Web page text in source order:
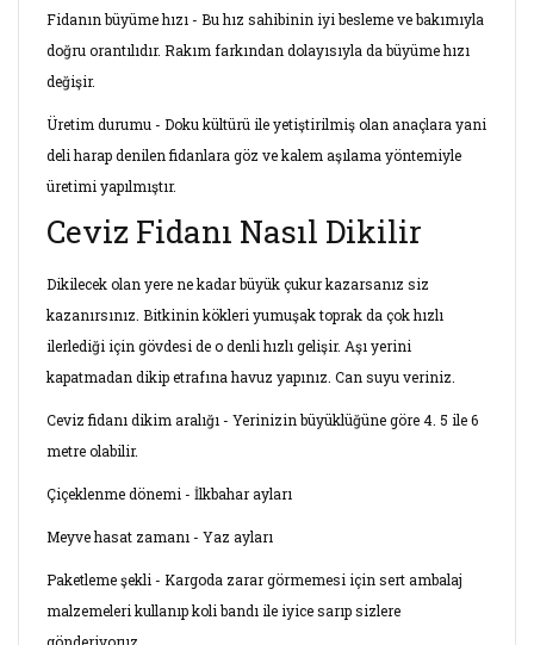
Fidanın büyüme hızı - Bu hız sahibinin iyi besleme ve bakımıyla
doğru orantılıdır. Rakım farkından dolayısıyla da büyüme hızı
değişir.
Üretim durumu - Doku kültürü ile yetiştirilmiş olan anaçlara yani
deli harap denilen fidanlara göz ve kalem aşılama yöntemiyle
üretimi yapılmıştır.
Ceviz Fidanı Nasıl Dikilir
Dikilecek olan yere ne kadar büyük çukur kazarsanız siz
kazanırsınız. Bitkinin kökleri yumuşak toprak da çok hızlı
ilerlediği için gövdesi de o denli hızlı gelişir. Aşı yerini
kapatmadan dikip etrafına havuz yapınız. Can suyu veriniz.
Ceviz fidanı dikim aralığı - Yerinizin büyüklüğüne göre 4. 5 ile 6
metre olabilir.
Çiçeklenme dönemi - İlkbahar ayları
Meyve hasat zamanı - Yaz ayları
Paketleme şekli - Kargoda zarar görmemesi için sert ambalaj
malzemeleri kullanıp koli bandı ile iyice sarıp sizlere